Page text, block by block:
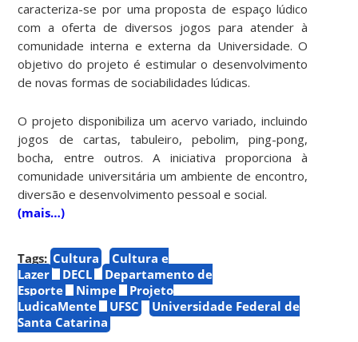
caracteriza-se por uma proposta de espaço lúdico
com a oferta de diversos jogos para atender à
comunidade interna e externa da Universidade. O
objetivo do projeto é estimular o desenvolvimento
de novas formas de sociabilidades lúdicas.
O projeto disponibiliza um acervo variado, incluindo
jogos de cartas, tabuleiro, pebolim, ping-pong,
bocha, entre outros. A iniciativa proporciona à
comunidade universitária um ambiente de encontro,
diversão e desenvolvimento pessoal e social.
(mais…)
Tags: Cultura
Cultura e
Lazer
DECL
Departamento de
Esporte
Nimpe
Projeto
LudicaMente
UFSC
Universidade Federal de
Santa Catarina